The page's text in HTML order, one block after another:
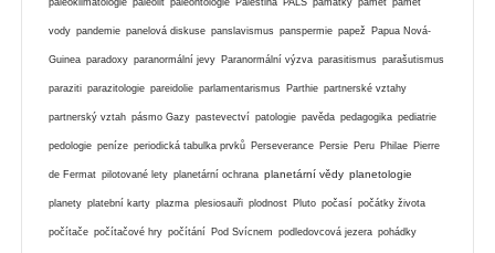
vody pandemie panelová diskuse panslavismus panspermie papež Papua Nová-
Guinea paradoxy paranormální jevy Paranormální výzva parasitismus parašutismus
paraziti parazitologie pareidolie parlamentarismus Parthie partnerské vztahy
partnerský vztah pásmo Gazy pastevectví patologie pavěda pedagogika pediatrie
pedologie peníze periodická tabulka prvků Perseverance Persie Peru Philae Pierre
de Fermat pilotované lety planetární ochrana planetární vědy planetologie
planety platební karty plazma plesiosauři plodnost Pluto počasí počátky života
počítače počítačové hry počítání Pod Svícnem podledovcová jezera pohádky